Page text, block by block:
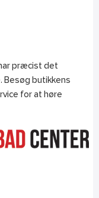
præcist det
Besøg butikkens
for at høre